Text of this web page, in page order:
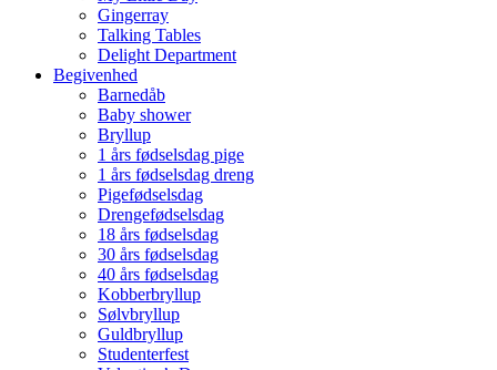
Gingerray
Talking Tables
Delight Department
Begivenhed
Barnedåb
Baby shower
Bryllup
1 års fødselsdag pige
1 års fødselsdag dreng
Pigefødselsdag
Drengefødselsdag
18 års fødselsdag
30 års fødselsdag
40 års fødselsdag
Kobberbryllup
Sølvbryllup
Guldbryllup
Studenterfest